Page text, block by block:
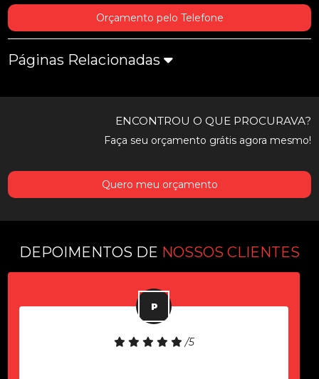
Orçamento pelo Telefone
Páginas Relacionadas
ENCONTROU O QUE PROCURAVA?
Faça seu orçamento grátis agora mesmo!
Quero meu orçamento
DEPOIMENTOS DE NOSSOS CLIENTES
/5